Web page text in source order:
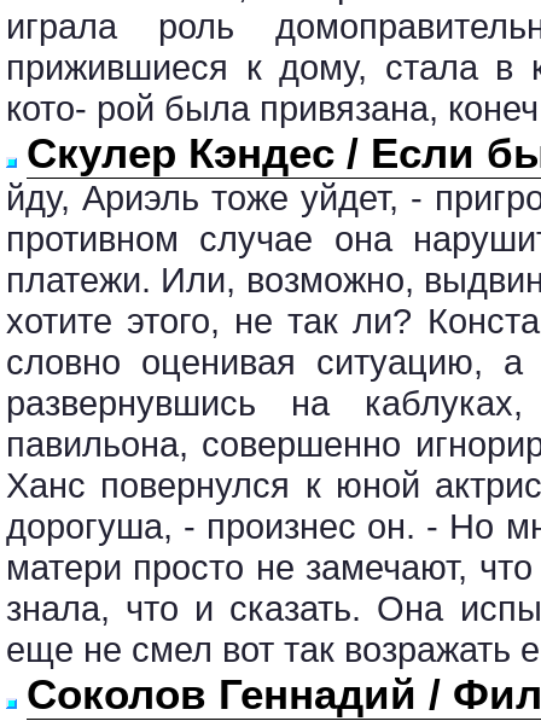
играла роль
прижившиеся к дому, стала в
кото- рой была привязана, конеч
Скулер Кэндес / Если
йду, Ариэль тоже уйдет, -
противном случае она
платежи. Или, возможно,
хотите этого, не так ли?
словно оценивая ситуацию,
развернувшись на
павильона, совершенно
Ханс повернулся к юной
дорогуша, - произнес он. - Но
матери просто не замечают,
знала, что и сказать. Она
еще не смел вот так возражать
Соколов Геннадий /